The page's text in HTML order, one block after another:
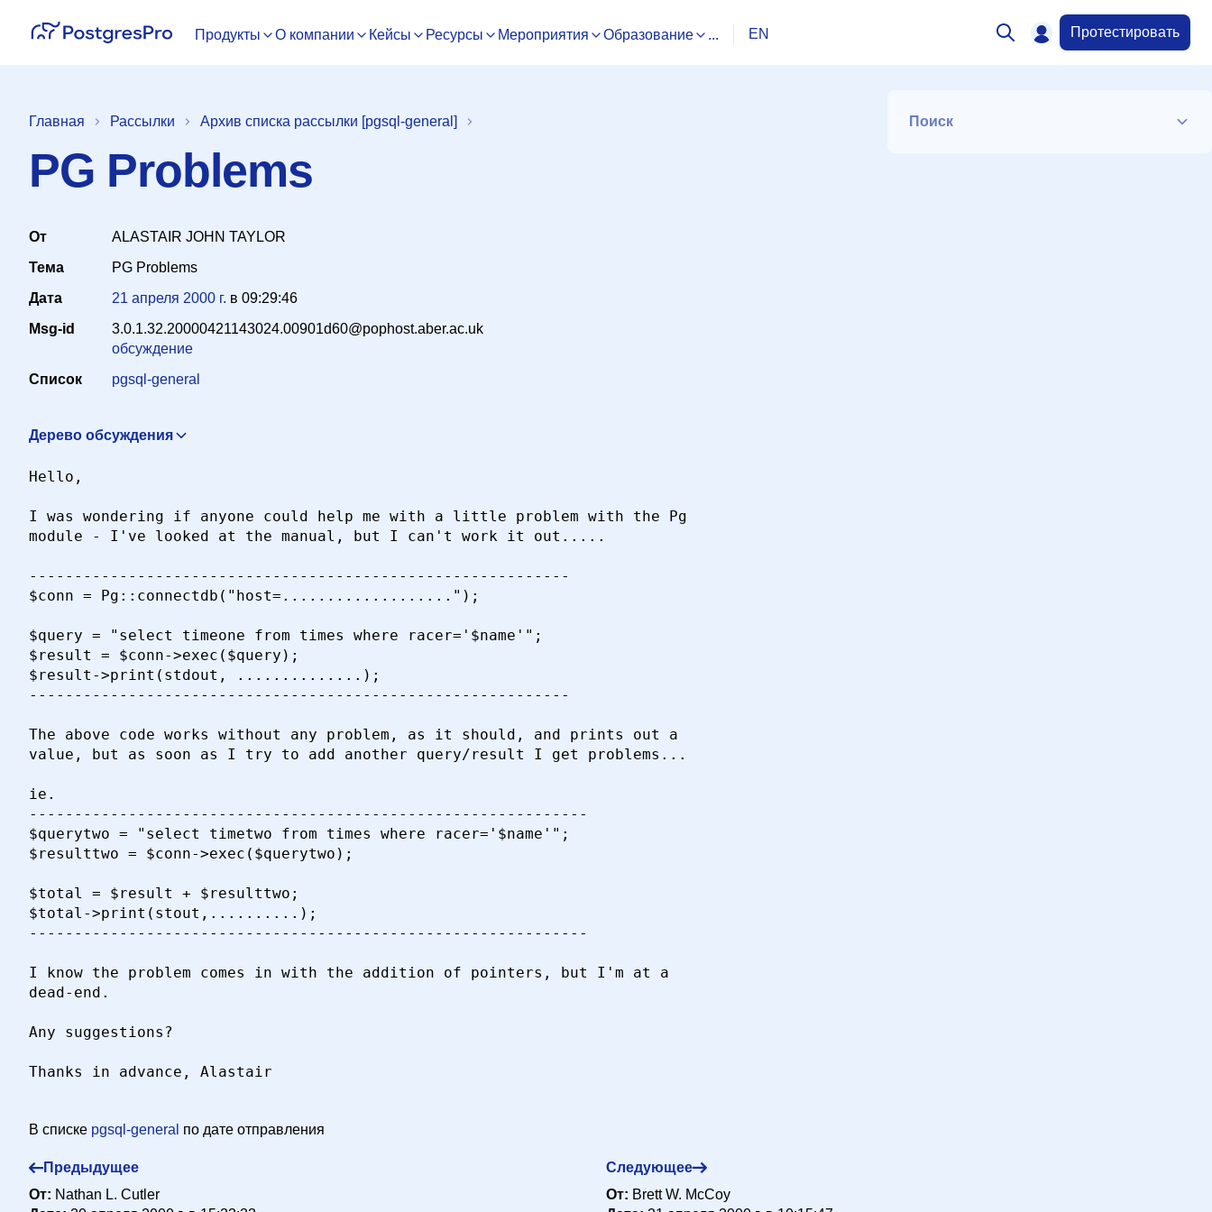
Продукты О компании Кейсы Ресурсы Мероприятия Образование ... EN Протестировать
Главная Рассылки Архив списка рассылки [pgsql-general]
PG Problems
Поиск
От
ALASTAIR JOHN TAYLOR
Тема
PG Problems
Дата
21 апреля 2000 г. в 09:29:46
Msg-id
3.0.1.32.20000421143024.00901d60@pophost.aber.ac.uk
обсуждение
Список
pgsql-general
Дерево обсуждения
How to get the size of a large object?
Re: How to get the size of a large object?
swalker <swalker@ct36753-a.jfrvil1.in.home.com>
21 апреля 2000 г. в 16:22:51
Re: PG Problems
"Brett W. McCoy" <bmccoy@chapelperilous.net> 21 апреля 2000 г. в 10:15:47
Hello,
I was wondering if anyone could help me with a little problem with the Pg
module - I've looked at the manual, but I can't work it out.....
------------------------------------------------------------
$conn = Pg::connectdb("host=...................");
$query = "select timeone from times where racer='$name'";
$result = $conn->exec($query);
$result->print(stdout, ..............);
------------------------------------------------------------
The above code works without any problem, as it should, and prints out a
value, but as soon as I try to add another query/result I get problems...
ie.
--------------------------------------------------------------
$querytwo = "select timetwo from times where racer='$name'";
$resulttwo = $conn->exec($querytwo);
$total = $result + $resulttwo;
$total->print(stout,..........);
--------------------------------------------------------------
I know the problem comes in with the addition of pointers, but I'm at a
dead-end.
Any suggestions?
Thanks in advance, Alastair
В списке pgsql-general по дате отправления
Предыдущее
От: Nathan L. Cutler
Следующее
От: Brett W. McCoy